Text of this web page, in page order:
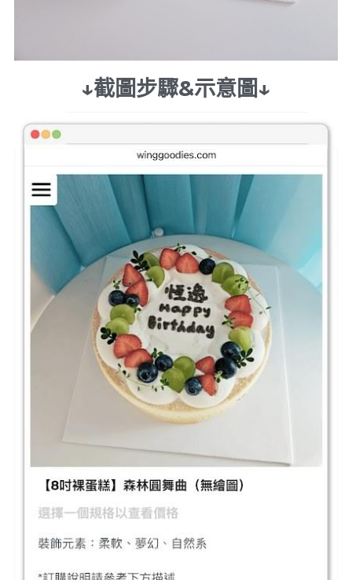
↓截圖步驟&示意圖↓